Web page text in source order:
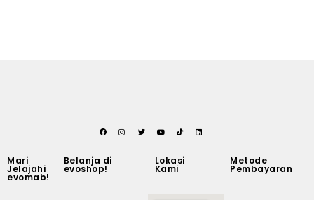
Mari
Jelajahi
evomab!
Belanja di
evoshop!
Lokasi
Kami
Metode
Pembayaran